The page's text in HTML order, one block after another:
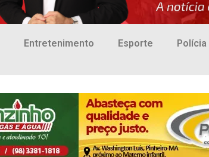
Entretenimento Esporte Polícia